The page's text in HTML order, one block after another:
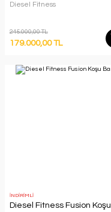
Diesel Fitness
245.000,00 TL
179.000,00 TL
İNDİRİMLİ
Diesel Fitness Fusion Koşu